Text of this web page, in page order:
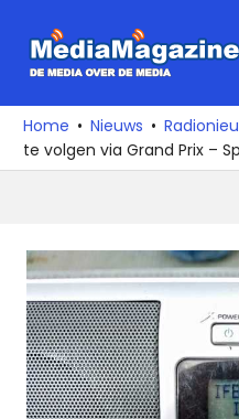
naar
media
over
de
Home Nieuws
te volgen via Grand Prix –